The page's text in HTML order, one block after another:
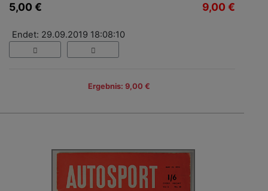
5,00 € 9,00 €
Endet: 29.09.2019 18:08:10
Ergebnis: 9,00 €